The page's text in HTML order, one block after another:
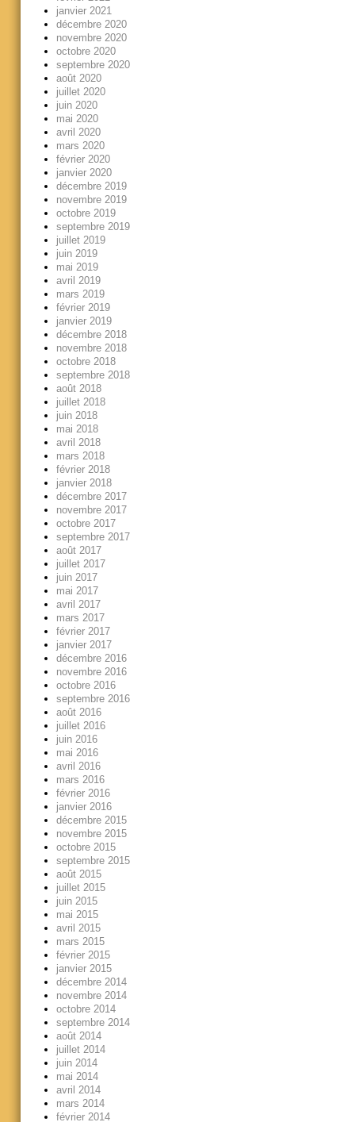
janvier 2021
décembre 2020
novembre 2020
octobre 2020
septembre 2020
août 2020
juillet 2020
juin 2020
mai 2020
avril 2020
mars 2020
février 2020
janvier 2020
décembre 2019
novembre 2019
octobre 2019
septembre 2019
juillet 2019
juin 2019
mai 2019
avril 2019
mars 2019
février 2019
janvier 2019
décembre 2018
novembre 2018
octobre 2018
septembre 2018
août 2018
juillet 2018
juin 2018
mai 2018
avril 2018
mars 2018
février 2018
janvier 2018
décembre 2017
novembre 2017
octobre 2017
septembre 2017
août 2017
juillet 2017
juin 2017
mai 2017
avril 2017
mars 2017
février 2017
janvier 2017
décembre 2016
novembre 2016
octobre 2016
septembre 2016
août 2016
juillet 2016
juin 2016
mai 2016
avril 2016
mars 2016
février 2016
janvier 2016
décembre 2015
novembre 2015
octobre 2015
septembre 2015
août 2015
juillet 2015
juin 2015
mai 2015
avril 2015
mars 2015
février 2015
janvier 2015
décembre 2014
novembre 2014
octobre 2014
septembre 2014
août 2014
juillet 2014
juin 2014
mai 2014
avril 2014
mars 2014
février 2014